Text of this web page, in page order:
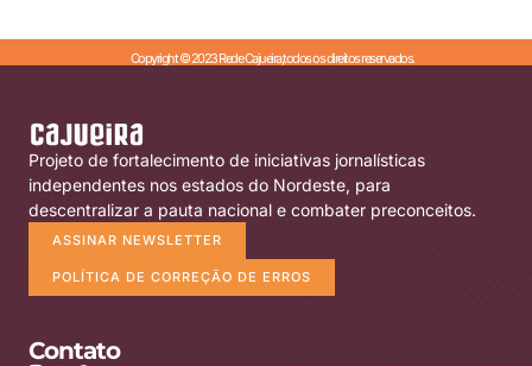
Copyright © 2023 Rede Cajueira,todos os direitos reservados.
Projeto de fortalecimento de iniciativas jornalísticas
independentes nos estados do Nordeste, para
descentralizar a pauta nacional e combater preconceitos.
ASSINAR NEWSLETTER
POLÍTICA DE CORREÇÃO DE ERROS
Contato